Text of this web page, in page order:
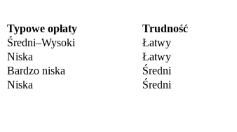
Typowe opłaty
Trudność
Średni–Wysoki
Łatwy
Niska
Łatwy
Bardzo niska
Średni
Niska Średni